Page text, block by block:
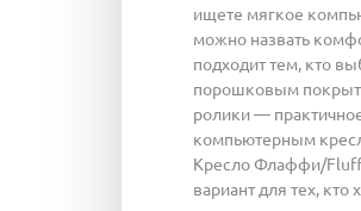
ищете мягкое
можно назвать
подходит тем, кто
порошковым
ролики —
компьютерным
Кресло Флаффи/
вариант для тех,